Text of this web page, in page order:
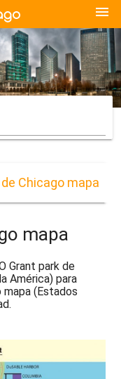
menu
Chicago mapa
mapa
Grant park de
América) para
mapa (Estados